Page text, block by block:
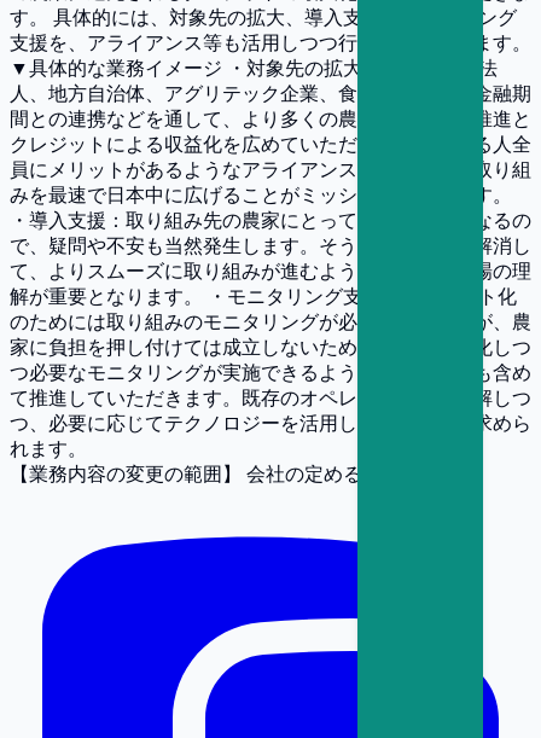
す。 具体的には、対象先の拡大、導入支援、モニタリング
支援を、アライアンス等も活用しつつ行っていただきます。
▼具体的な業務イメージ ・対象先の拡大：農家、農業法
人、地方自治体、アグリテック企業、食品関連企業、金融期
間との連携などを通して、より多くの農家に脱炭素の推進と
クレジットによる収益化を広めていただきます。関わる人全
員にメリットがあるようなアライアンスを組みつつ、取り組
みを最速で日本中に広げることがミッションとなります。
・導入支援：取り組み先の農家にとって新しい施策となるの
で、疑問や不安も当然発生します。そういった障壁を解消し
て、よりスムーズに取り組みが進むようにします。現場の理
解が重要となります。 ・モニタリング支援：クレジット化
のためには取り組みのモニタリングが必要となりますが、農
家に負担を押し付けては成立しないため、負担を最小化しつ
つ必要なモニタリングが実施できるよう、手法の検討も含め
て推進していただきます。既存のオペレーションを理解しつ
つ、必要に応じてテクノロジーを活用していくことが求めら
れます。
【業務内容の変更の範囲】
会社の定める業務